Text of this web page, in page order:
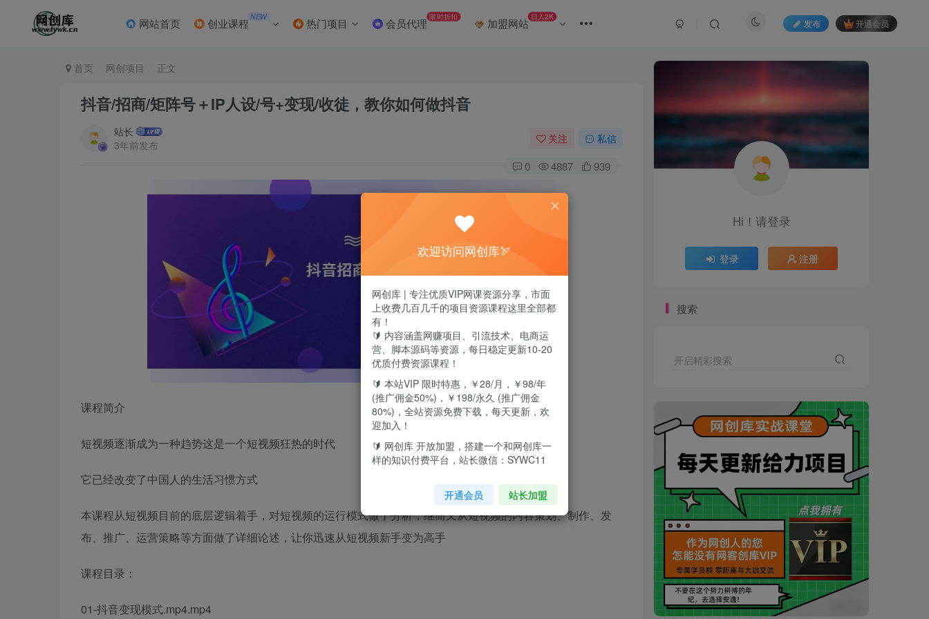
网站首页 创业课程 NEW 热门项目 会员代理 限时折扣 加盟网站 日入2K
发布 开通会员
首页 网创项目 正文
抖音/招商/矩阵号＋IP人设/号+变现/收徒，教你如何做抖音
站长
3年前发布
关注 私信
0 4887 939
课程简介
短视频逐渐成为一种趋势这是一个短视频狂热的时代
它已经改变了中国人的生活习惯方式
本课程从短视频目前的底层逻辑着手，对短视频的运行模式做了分析，继而又从短视频的内容策划、制作、发
布、推广、运营策略等方面做了详细论述，让你迅速从短视频新手变为高手
课程目录：
01-抖音变现模式.mp4.mp4
Hi！请登录
登录 注册
搜索
开启精彩搜索
买VIP会员或加盟商-全年最低价-立即抢额
欢迎访问网创库🏹
网创库 | 专注优质VIP网课资源分享，市面
上收费几百几千的项目资源课程这里全部都
有！
🔰 内容涵盖网赚项目、引流技术、电商运
营、脚本源码等资源，每日稳定更新10-20
优质付费资源课程！
🔰 本站VIP 限时特惠，￥28/月，￥98/年
(推广佣金50%)，￥198/永久 (推广佣金
80%)，全站资源免费下载，每天更新，欢
迎加入！
🔰 网创库 开放加盟，搭建一个和网创库一
样的知识付费平台，站长微信：SYWC11
开通会员 站长加盟